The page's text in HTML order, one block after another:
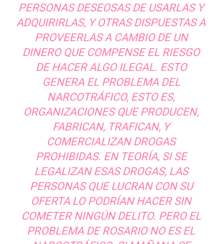
PERSONAS DESEOSAS DE USARLAS Y
ADQUIRIRLAS, Y OTRAS DISPUESTAS A
PROVEERLAS A CAMBIO DE UN
DINERO QUE COMPENSE EL RIESGO
DE HACER ALGO ILEGAL. ESTO
GENERA EL PROBLEMA DEL
NARCOTRÁFICO, ESTO ES,
ORGANIZACIONES QUE PRODUCEN,
FABRICAN, TRAFICAN, Y
COMERCIALIZAN DROGAS
PROHIBIDAS. EN TEORÍA, SI SE
LEGALIZAN ESAS DROGAS, LAS
PERSONAS QUE LUCRAN CON SU
OFERTA LO PODRÍAN HACER SIN
COMETER NINGÚN DELITO. PERO EL
PROBLEMA DE ROSARIO NO ES EL